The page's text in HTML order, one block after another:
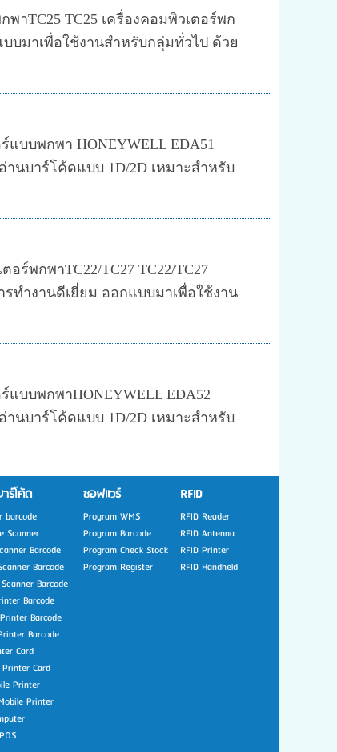
พาTC25 TC25 เครื่องคอมพิวเตอร์พก
บมาเพื่อใช้งานสำหรับกลุ่มทั่วไป ด้วย
แบบพกพา HONEYWELL EDA51
านบาร์โค้ดแบบ 1D/2D เหมาะสำหรับ
อร์พกพาTC22/TC27 TC22/TC27
ทำงานดีเยี่ยม ออกแบบมาเพื่อใช้งาน
แบบพกพาHONEYWELL EDA52
านบาร์โค้ดแบบ 1D/2D เหมาะสำหรับ
ร์โค้ด
barcode
Scanner
Barcode
Barcode
Barcode
Barcode
Barcode
Barcode
Card
Card
Printer
Printer
ซอฟแวร์
Program WMS
Program Barcode
Program Check Stock
Program Register
RFID
RFID Reader
RFID Antenna
RFID Printer
RFID Handheld